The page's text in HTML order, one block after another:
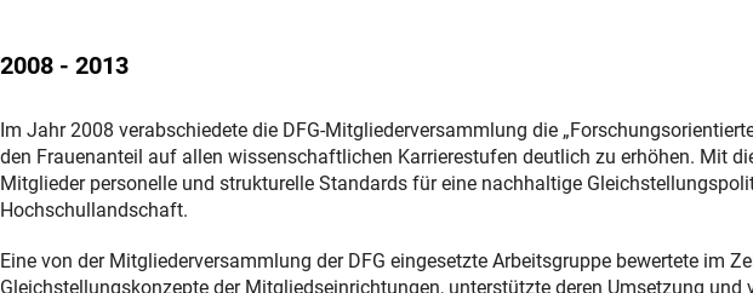
2008 - 2013
Im Jahr 2008 verabschiedete die DFG-Mitgliederversammlung die
den Frauenanteil auf allen wissenschaftlichen Karrierestufen deutlich zu erhöhen. Mit
Mitglieder personelle und strukturelle Standards für eine nachhaltige
Hochschullandschaft.
Eine von der Mitgliederversammlung der DFG eingesetzte Arbeitsgruppe bewertete im
Gleichstellungskonzepte der Mitgliedseinrichtungen, unterstützte deren Umsetzung und